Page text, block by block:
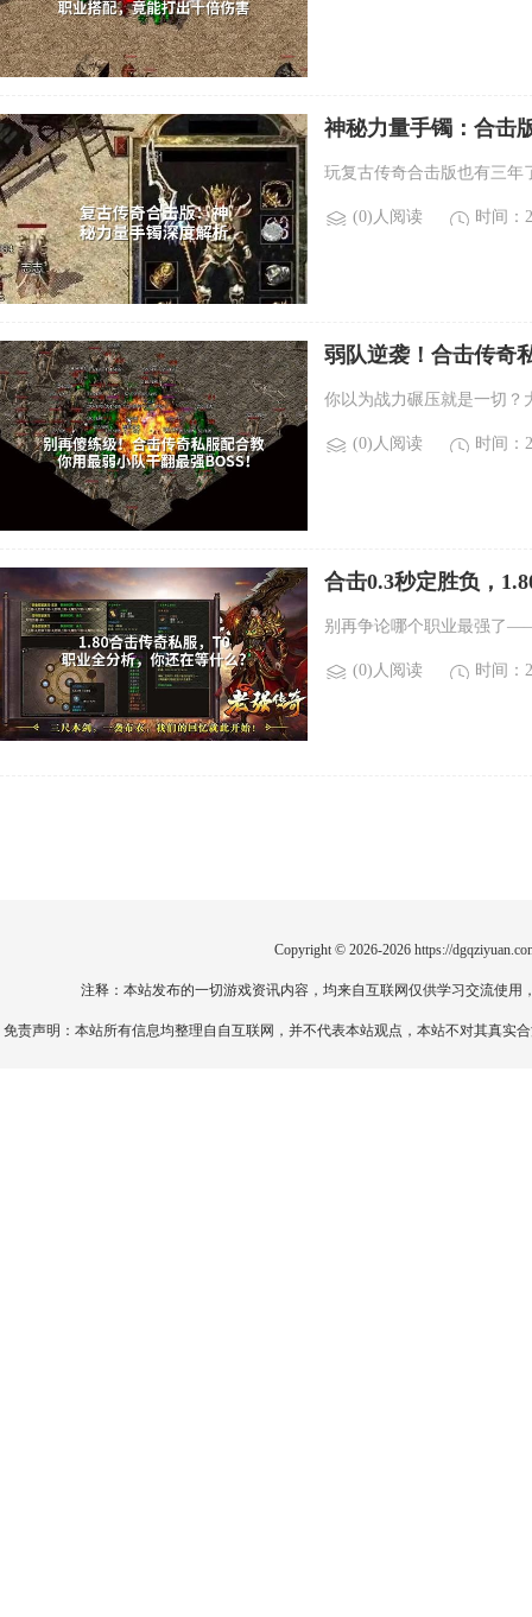
神秘力量手镯：合击
玩复古传奇合击版也有三年
(0)人阅读 时间：
弱队逆袭！合击传奇
你以为战力碾压就是一切？
(0)人阅读 时间：
合击0.3秒定胜负，
别再争论哪个职业最强了
(0)人阅读 时间：
Copyright © 2026-2026 https://
注释：本站发布的一切游戏资讯内容，均来自互联网仅供学习交流使
免责声明：本站所有信息均整理自自互联网，并不代表本站观点，本站不对其真实